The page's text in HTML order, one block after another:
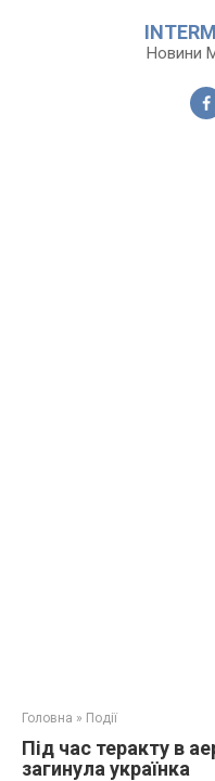
Новини
Головна » Події
Під час теракту в
загинула українка